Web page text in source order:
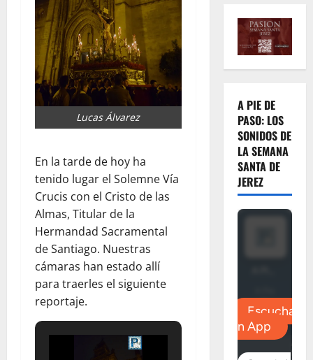
Lucas Álvarez
En la tarde de hoy ha
tenido lugar el Solemne Vía
Crucis con el Cristo de las
Almas, Titular de la
Hermandad Sacramental
de Santiago. Nuestras
cámaras han estado allí
para traerles el siguiente
reportaje.
A PIE DE
PASO: LOS
SONIDOS DE
LA SEMANA
SANTA DE
JEREZ